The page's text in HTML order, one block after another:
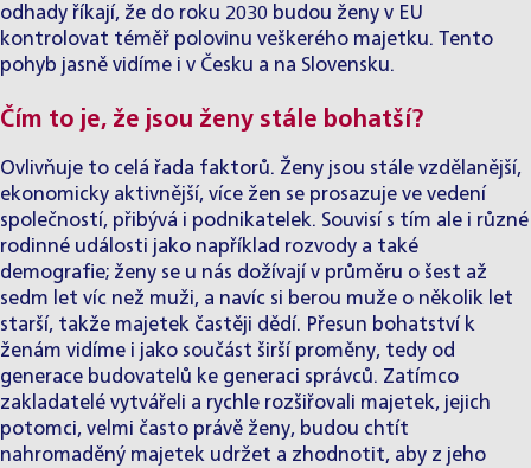
odhady říkají, že do roku 2030 budou ženy v EU
kontrolovat téměř polovinu veškerého majetku. Tento
pohyb jasně vidíme i v Česku a na Slovensku.
Čím to je, že jsou ženy stále bohatší?
Ovlivňuje to celá řada faktorů. Ženy jsou stále vzdělanější,
ekonomicky aktivnější, více žen se prosazuje ve vedení
společností, přibývá i podnikatelek. Souvisí s tím ale i různé
rodinné události jako například rozvody a také
demografie; ženy se u nás dožívají v průměru o šest až
sedm let víc než muži, a navíc si berou muže o několik let
starší, takže majetek častěji dědí. Přesun bohatství k
ženám vidíme i jako součást širší proměny, tedy od
generace budovatelů ke generaci správců. Zatímco
zakladatelé vytvářeli a rychle rozšiřovali majetek, jejich
potomci, velmi často právě ženy, budou chtít
nahromaděný majetek udržet a zhodnotit, aby z jeho